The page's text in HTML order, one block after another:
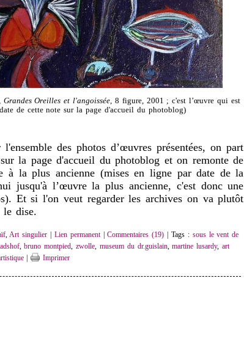
Grandes Oreilles et l'angoissée, 8 figure, 2001 ; c'est l’œuvre qui est
de cette note sur la page d'accueil du photoblog)
des photos d’œuvres présentées, on part
la page d'accueil du photoblog et on remonte de
à la plus ancienne (mises en ligne par date de la
jusqu'à l’œuvre la plus ancienne, c'est donc une
Et si l'on veut regarder les archives on va plutôt
le dise.
,Art singulier Lien permanent|Commentaires (19) | Tags : sous le vent de
, bruno montpied,zwolle, museum du dr.guislain,martine lusardy,art
| Imprimer